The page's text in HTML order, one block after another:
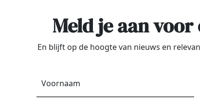
Meld je aan
En blijft op de hoogte van nieuws en